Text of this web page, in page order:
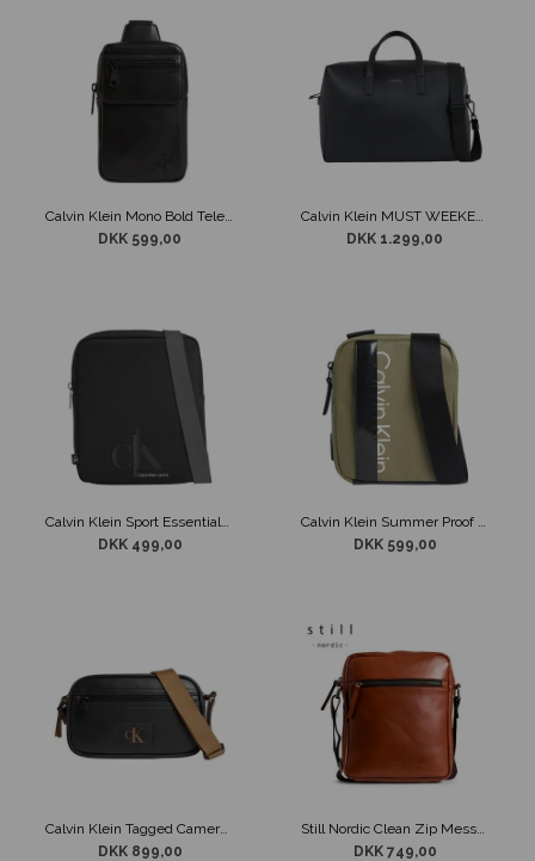
DKK 599,00
Calvin Klein MUST WEEKENDER SMO Weekendtaske
DKK 1.299,00
Calvin Klein Sport Essentials Reporter Taske Sort
DKK 499,00
Calvin Klein Summer Proof Reporter Mørk Olivengrøn
DKK 599,00
Calvin Klein Tagged Camera Bag22 PU Skuldertaske
DKK 899,00
Still Nordic Clean Zip Messenger Taske Brandy
DKK 749,00